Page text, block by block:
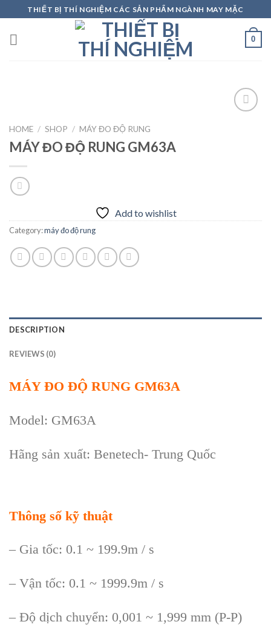
to
content
THIẾT BỊ THÍ NGHIỆM CÁC SẢN PHẨM NGÀNH MAY MẶC
0
HOME / SHOP / MÁY ĐO ĐỘ RUNG
MÁY ĐO ĐỘ RUNG GM63A
Add to wishlist
Category:máy đo độ rung
DESCRIPTION
REVIEWS (0)
MÁY ĐO ĐỘ RUNG GM63A
Model: GM63A
Hãng sản xuất: Benetech- Trung Quốc
Thông số kỹ thuật
– Gia tốc: 0.1 ~ 199.9m / s
– Vận tốc: 0.1 ~ 1999.9m / s
– Độ dịch chuyển: 0,001 ~ 1,999 mm (P-P)